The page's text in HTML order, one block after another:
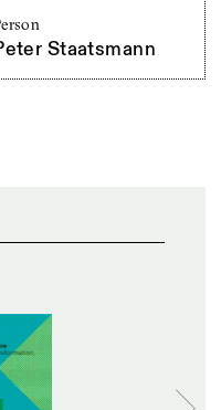
Staatsmann